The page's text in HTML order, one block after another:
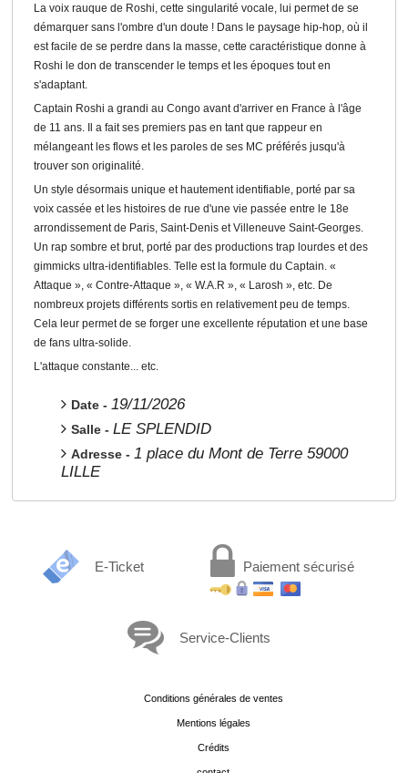
La voix rauque de Roshi, cette singularité vocale, lui permet de se
démarquer sans l'ombre d'un doute ! Dans le paysage hip-hop, où il
est facile de se perdre dans la masse, cette caractéristique donne à
Roshi le don de transcender le temps et les époques tout en
s'adaptant.
Captain Roshi a grandi au Congo avant d'arriver en France à l'âge
de 11 ans. Il a fait ses premiers pas en tant que rappeur en
mélangeant les flows et les paroles de ses MC préférés jusqu'à
trouver son originalité.
Un style désormais unique et hautement identifiable, porté par sa
voix cassée et les histoires de rue d'une vie passée entre le 18e
arrondissement de Paris, Saint-Denis et Villeneuve Saint-Georges.
Un rap sombre et brut, porté par des productions trap lourdes et des
gimmicks ultra-identifiables. Telle est la formule du Captain. «
Attaque », « Contre-Attaque », « W.A.R », « Larosh », etc. De
nombreux projets différents sortis en relativement peu de temps.
Cela leur permet de se forger une excellente réputation et une base
de fans ultra-solide.
L'attaque constante... etc.
Date - 19/11/2026
Salle - LE SPLENDID
Adresse - 1 place du Mont de Terre 59000
LILLE
E-Ticket Paiement sécurisé
Service-Clients
Conditions générales de ventes
Mentions légales
Crédits